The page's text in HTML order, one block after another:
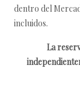
dentro del
incluidos.
La